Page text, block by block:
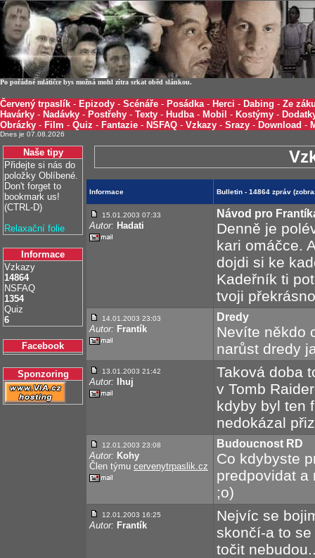
Po pořádné mlátičce bys možná mohl zítra srkat oběd slánkou.
Červený trpaslík - Epizody - Scénáře - Posádka- Herci - Dabing - Ze
Havárky - Nadávky - Postřehy - Texty - Hudba- Mobil - Kostýmy -
Obrázky - Film - Quiz - Fantazie - NSFAQ - Vzkazy - Srazy - Download -
Dnes je 07.08.2026
Naše tipy
Přidejte si nás do
položky Oblíbené.
Don't forget to
bookmark us!
(CTRL-D)
Relaxační folie
Informace
Vzkazy
14864
NSFAQ
1354
Quiz
6
Facebook
Sponzoring
Informace Bulletin - 14864 zpráv
15.01.2003 07:33
Autor: Hadati
Návod pro
Denně je
kari omáčce.
dojdi si ke
Kadeřník ti
tvoji
14.01.2003 23:03
Autor: Frantík
Dredy
Nevíte někdo
narůst dredy
13.01.2003 21:42
Autor: Ihuj
Taková doba
v Tomb
kdyby byl ten
nedokázal
12.01.2003 23:08
Autor: Kohy
Člen týmu cervenytrpaslik.cz
Budoucnost RD
Co kdybyste
predpovidat a
;o)
12.01.2003 16:25
Autor: Frantík
Nejvíc se
skončí-a to
točit